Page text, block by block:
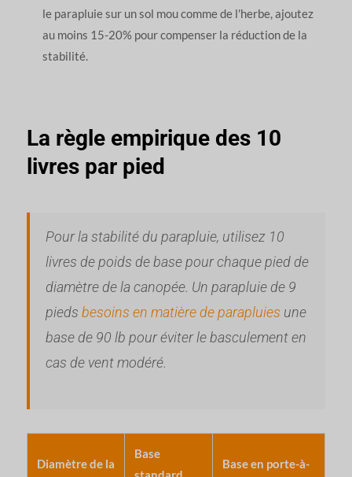
le parapluie sur un sol mou comme de l'herbe, ajoutez
au moins 15-20% pour compenser la réduction de la
stabilité.
La règle empirique des 10
livres par pied
Pour la stabilité du parapluie, utilisez 10
livres de poids de base pour chaque pied de
diamètre de la canopée. Un parapluie de 9
pieds besoins en matière de parapluies une
base de 90 lb pour éviter le basculement en
cas de vent modéré.
Diamètre de la
Base
Base en porte-à-